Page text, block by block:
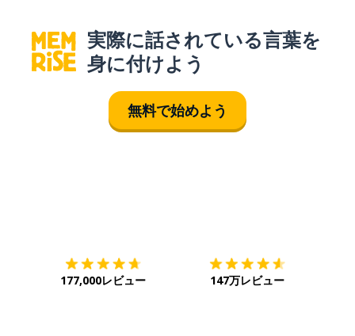
実際に話されている言葉を
身に付けよう
無料で始めよう
177,000レビュー 147万レビュー